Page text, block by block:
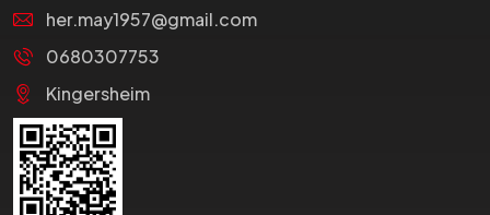
her.may1957@gmail.com
0680307753
Kingersheim